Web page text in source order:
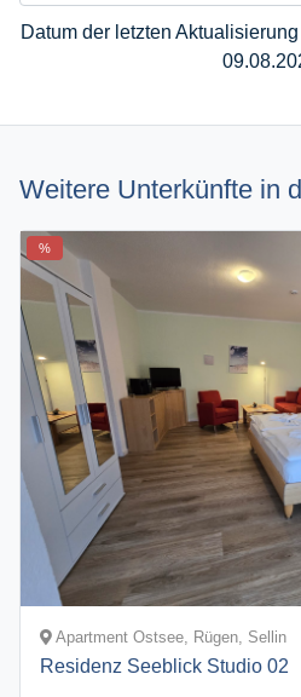
Datum der letzten
Weitere Unterkünfte in
%
Apartment Ostsee, Rügen, Sellin
Residenz Seeblick Studio 02